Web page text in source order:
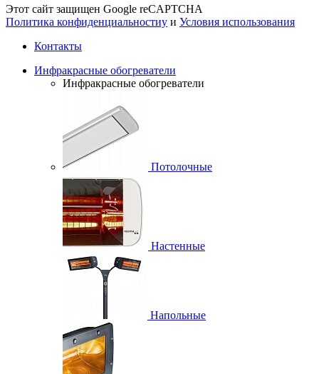
Этот сайт защищен Google reCAPTCHA
Политика конфиденциальностиy и Условия использования
Контакты
Инфракрасные обогреватели
Инфракрасные обогреватели
Потолочные
Настенные
Напольные